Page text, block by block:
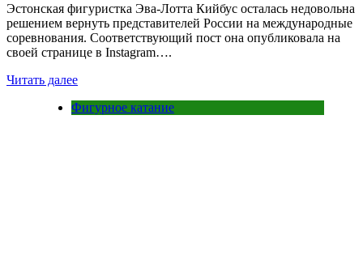
Эстонская фигуристка Эва-Лотта Кийбус осталась недовольна
решением вернуть представителей России на международные
соревнования. Соответствующий пост она опубликовала на
своей странице в Instagram….
Читать далее
Фигурное катание